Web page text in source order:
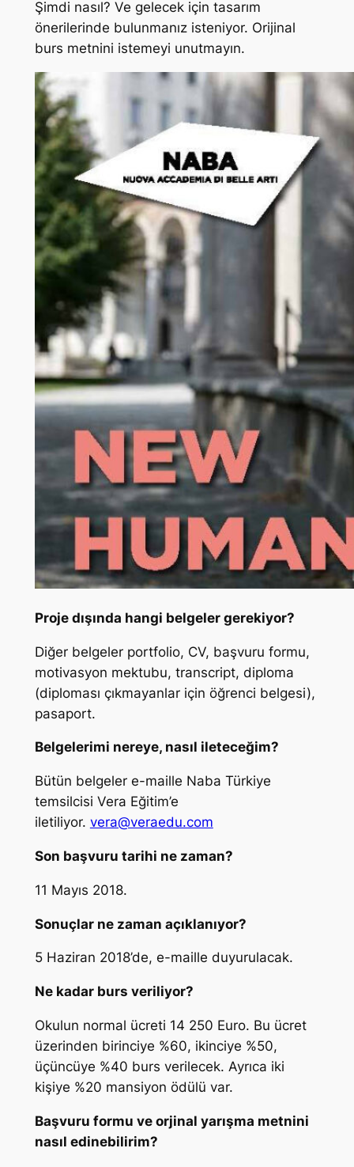
Şimdi nasıl? Ve gelecek için tasarım
önerilerinde bulunmanız isteniyor. Orijinal
burs metnini istemeyi unutmayın.
Proje dışında hangi belgeler gerekiyor?
Diğer belgeler portfolio, CV, başvuru formu,
motivasyon mektubu, transcript, diploma
(diploması çıkmayanlar için öğrenci belgesi),
pasaport.
Belgelerimi nereye, nasıl ileteceğim?
Bütün belgeler e-maille Naba Türkiye
temsilcisi Vera Eğitim’e
iletiliyor. vera@veraedu.com
Son başvuru tarihi ne zaman?
11 Mayıs 2018.
Sonuçlar ne zaman açıklanıyor?
5 Haziran 2018’de, e-maille duyurulacak.
Ne kadar burs veriliyor?
Okulun normal ücreti 14 250 Euro. Bu ücret
üzerinden birinciye %60, ikinciye %50,
üçüncüye %40 burs verilecek. Ayrıca iki
kişiye %20 mansiyon ödülü var.
Başvuru formu ve orjinal yarışma metnini
nasıl edinebilirim?